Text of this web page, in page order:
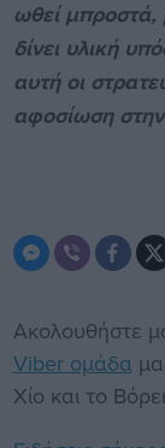
ωθεί
δίνει υλική
αυτή οι
αφοσίωση
Ακολουθήστε
Viber ομάδα
Χίο και το